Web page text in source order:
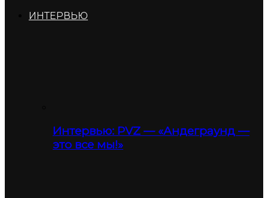
ИНТЕРВЬЮ
Интервью: PVZ — «Андеграунд —
это все мы!»